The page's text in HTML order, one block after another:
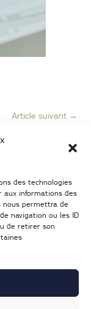
des technologies
aux informations des
nous permettra de
navigation ou les ID
de retirer son
Article suivant→
: 9h30-19h